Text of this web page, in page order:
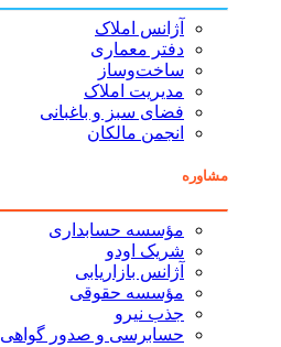
آژانس املاک
دفتر معماری
ساخت‌وساز
مدیریت املاک
فضای سبز و باغبانی
انجمن مالکان
مشاوره
مؤسسه حسابداری
شریک اودو
آژانس بازاریابی
مؤسسه حقوقی
جذب نیرو
حسابرسی و صدور گواهی